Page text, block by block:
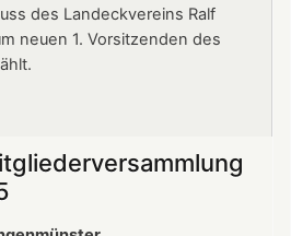
des Landeckvereins Ralf
neuen 1. Vorsitzenden des